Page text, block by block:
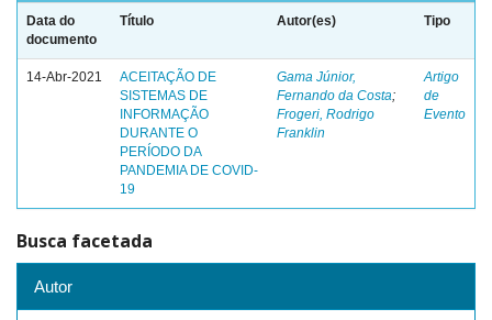
Data do
documento
Título Autor(es) Tipo
14-Abr-2021
ACEITAÇÃO DE
SISTEMAS DE
INFORMAÇÃO
DURANTE O
PERÍODO DA
PANDEMIA DE COVID-
19
Gama Júnior,
Fernando da Costa;
Frogeri, Rodrigo
Franklin
Artigo
de
Evento
Busca facetada
Autor